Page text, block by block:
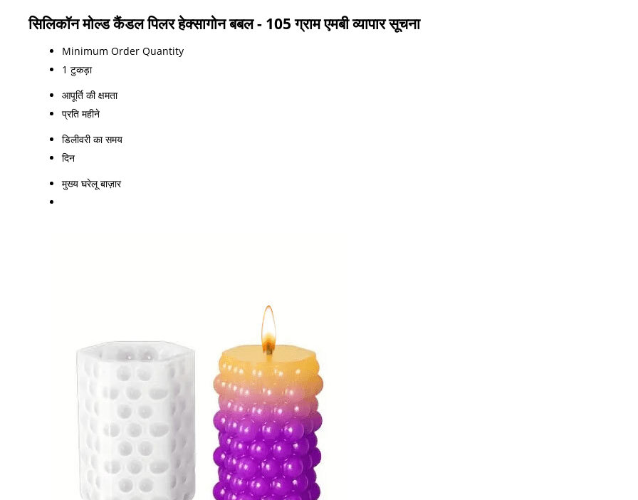
सिलिकॉन मोल्ड कैंडल पिलर हेक्सागोन बबल - 105 ग्राम एमबी व्यापार सूचना
Minimum Order Quantity
1 टुकड़ा
आपूर्ति की क्षमता
प्रति महीने
डिलीवरी का समय
दिन
मुख्य घरेलू बाज़ार